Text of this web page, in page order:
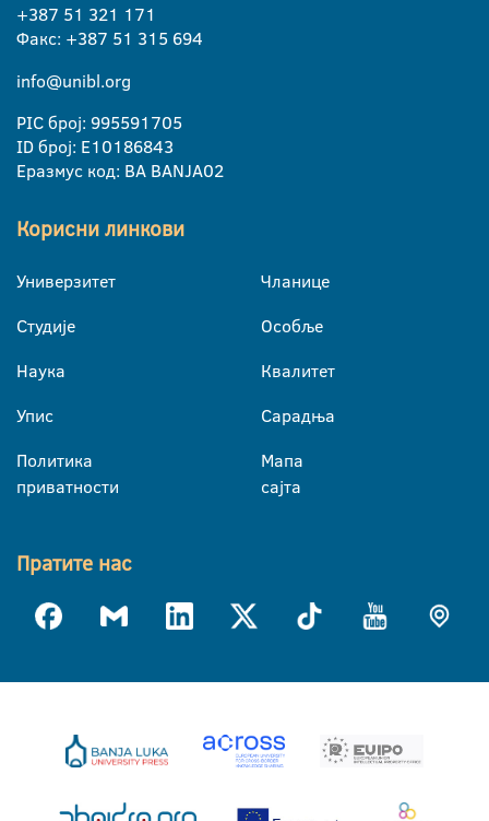
+387 51 321 171
Факс: +387 51 315 694
info@unibl.org
PIC број: 995591705
ID број: E10186843
Еразмус код: BA BANJA02
Корисни линкови
Универзитет
Студије
Наука
Упис
Политика
приватности
Чланице
Особље
Квалитет
Сарадња
Мапа
сајта
Пратите нас